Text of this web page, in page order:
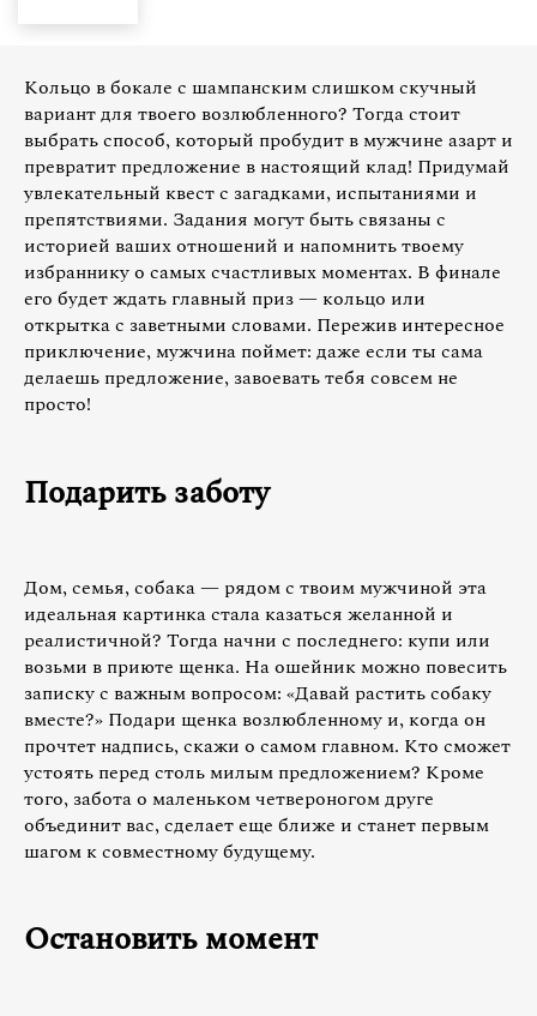
Кольцо в бокале с шампанским слишком скучный
вариант для твоего возлюбленного? Тогда стоит
выбрать способ, который пробудит в мужчине азарт и
превратит предложение в настоящий клад! Придумай
увлекательный квест с загадками, испытаниями и
препятствиями. Задания могут быть связаны с
историей ваших отношений и напомнить твоему
избраннику о самых счастливых моментах. В финале
его будет ждать главный приз — кольцо или
открытка с заветными словами. Пережив интересное
приключение, мужчина поймет: даже если ты сама
делаешь предложение, завоевать тебя совсем не
просто!
Подарить заботу
Дом, семья, собака — рядом с твоим мужчиной эта
идеальная картинка стала казаться желанной и
реалистичной? Тогда начни с последнего: купи или
возьми в приюте щенка. На ошейник можно повесить
записку с важным вопросом: «Давай растить собаку
вместе?» Подари щенка возлюбленному и, когда он
прочтет надпись, скажи о самом главном. Кто сможет
устоять перед столь милым предложением? Кроме
того, забота о маленьком четвероногом друге
объединит вас, сделает еще ближе и станет первым
шагом к совместному будущему.
Остановить момент